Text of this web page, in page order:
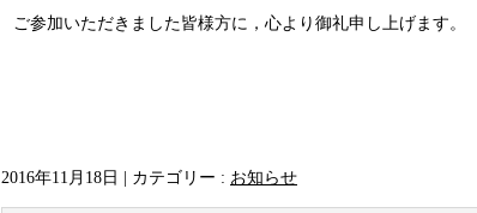
ご参加いただきました皆様方に，心より御礼申し上げます。
2016年11月18日 カテゴリー : お知らせ